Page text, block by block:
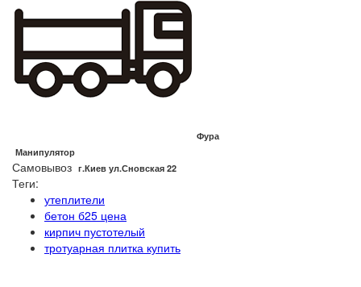
Фура
Манипулятор
Самовывоз г.Киев ул.Сновская 22
Теги:
утеплители
бетон б25 цена
кирпич пустотелый
тротуарная плитка купить